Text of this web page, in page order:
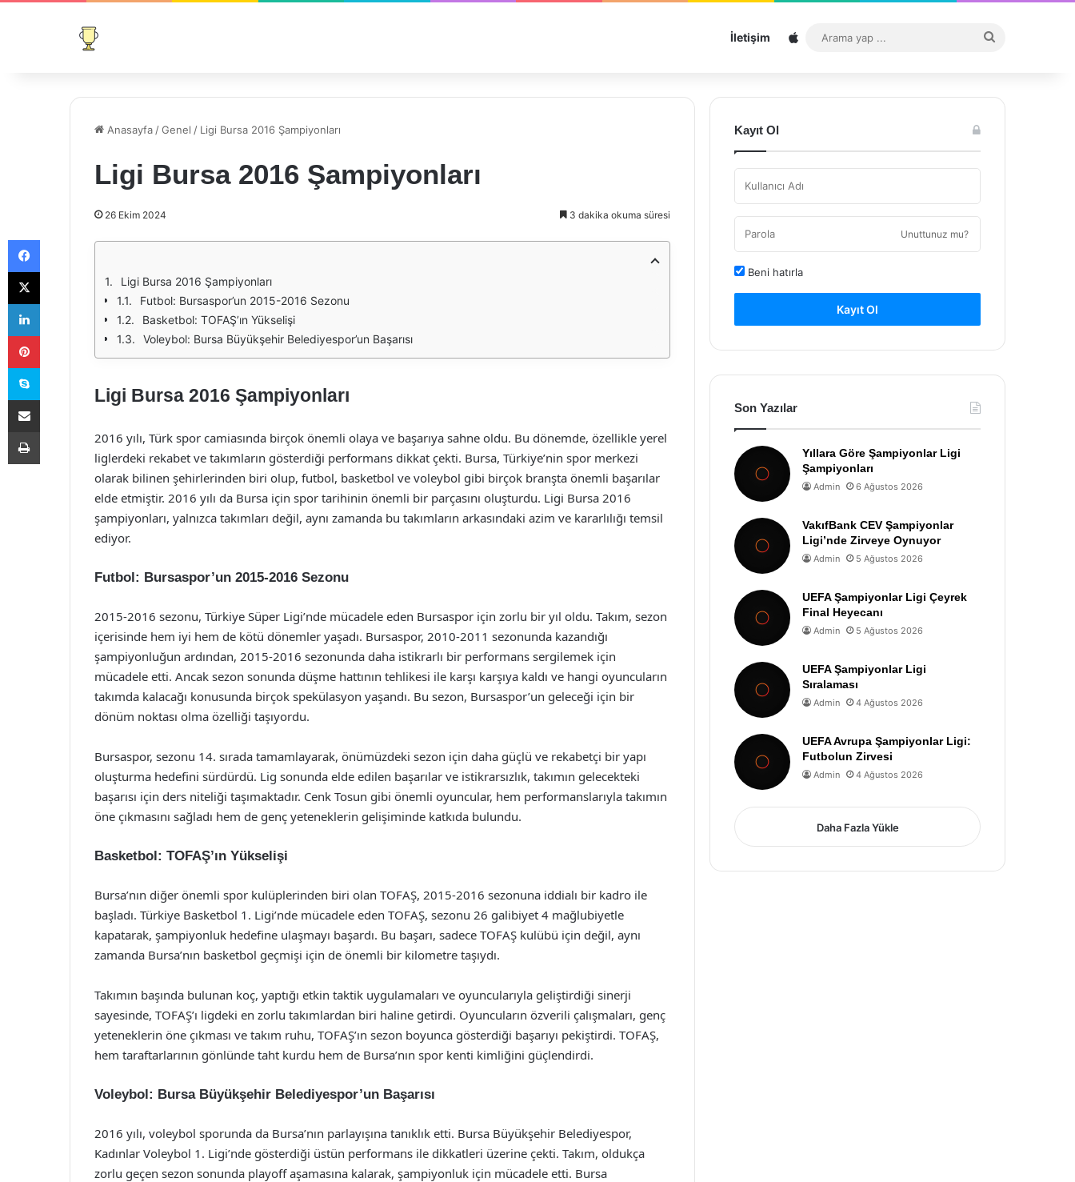
İletişim Sitemap
...
Anasayfa /Genel / Ligi Bursa 2016 Şampiyonları
Ligi Bursa 2016 Şampiyonları
26 Ekim 2024 3 dakika okuma süresi
Ligi Bursa 2016 Şampiyonları
Futbol: Bursaspor’un 2015-2016 Sezonu
Basketbol: TOFAŞ’ın Yükselişi
Voleybol: Bursa Büyükşehir Belediyespor’un Başarısı
Ligi Bursa 2016 Şampiyonları
2016 yılı, Türk spor camiasında birçok önemli olaya ve başarıya sahne oldu. Bu dönemde, özellikle yerel
liglerdeki rekabet ve takımların gösterdiği performans dikkat çekti. Bursa, Türkiye’nin spor merkezi
olarak bilinen şehirlerinden biri olup, futbol, basketbol ve voleybol gibi birçok branşta önemli başarılar
elde etmiştir. 2016 yılı da Bursa için spor tarihinin önemli bir parçasını oluşturdu. Ligi Bursa 2016
şampiyonları, yalnızca takımları değil, aynı zamanda bu takımların arkasındaki azim ve kararlılığı temsil
ediyor.
Futbol: Bursaspor’un 2015-2016 Sezonu
2015-2016 sezonu, Türkiye Süper Ligi’nde mücadele eden Bursaspor için zorlu bir yıl oldu. Takım, sezon
içerisinde hem iyi hem de kötü dönemler yaşadı. Bursaspor, 2010-2011 sezonunda kazandığı
şampiyonluğun ardından, 2015-2016 sezonunda daha istikrarlı bir performans sergilemek için
mücadele etti. Ancak sezon sonunda düşme hattının tehlikesi ile karşı karşıya kaldı ve hangi oyuncuların
takımda kalacağı konusunda birçok spekülasyon yaşandı. Bu sezon, Bursaspor’un geleceği için bir
dönüm noktası olma özelliği taşıyordu.
Bursaspor, sezonu 14. sırada tamamlayarak, önümüzdeki sezon için daha güçlü ve rekabetçi bir yapı
oluşturma hedefini sürdürdü. Lig sonunda elde edilen başarılar ve istikrarsızlık, takımın gelecekteki
başarısı için ders niteliği taşımaktadır. Cenk Tosun gibi önemli oyuncular, hem performanslarıyla takımın
öne çıkmasını sağladı hem de genç yeteneklerin gelişiminde katkıda bulundu.
Basketbol: TOFAŞ’ın Yükselişi
Bursa’nın diğer önemli spor kulüplerinden biri olan TOFAŞ, 2015-2016 sezonuna iddialı bir kadro ile
başladı. Türkiye Basketbol 1. Ligi’nde mücadele eden TOFAŞ, sezonu 26 galibiyet 4 mağlubiyetle
kapatarak, şampiyonluk hedefine ulaşmayı başardı. Bu başarı, sadece TOFAŞ kulübü için değil, aynı
zamanda Bursa’nın basketbol geçmişi için de önemli bir kilometre taşıydı.
Takımın başında bulunan koç, yaptığı etkin taktik uygulamaları ve oyuncularıyla geliştirdiği sinerji
sayesinde, TOFAŞ’ı ligdeki en zorlu takımlardan biri haline getirdi. Oyuncuların özverili çalışmaları, genç
yeteneklerin öne çıkması ve takım ruhu, TOFAŞ’ın sezon boyunca gösterdiği başarıyı pekiştirdi. TOFAŞ,
hem taraftarlarının gönlünde taht kurdu hem de Bursa’nın spor kenti kimliğini güçlendirdi.
Voleybol: Bursa Büyükşehir Belediyespor’un Başarısı
2016 yılı, voleybol sporunda da Bursa’nın parlayışına tanıklık etti. Bursa Büyükşehir Belediyespor,
Kadınlar Voleybol 1. Ligi’nde gösterdiği üstün performans ile dikkatleri üzerine çekti. Takım, oldukça
zorlu geçen sezon sonunda playoff aşamasına kalarak, şampiyonluk için mücadele etti. Bursa
Kayıt Ol
Unuttunuz mu?
Beni hatırla
Kayıt Ol
Son Yazılar
Yıllara Göre Şampiyonlar Ligi
Şampiyonları
Admin 6 Ağustos 2026
VakıfBank CEV Şampiyonlar
Ligi’nde Zirveye Oynuyor
Admin 5 Ağustos 2026
UEFA Şampiyonlar Ligi Çeyrek
Final Heyecanı
Admin 5 Ağustos 2026
UEFA Şampiyonlar Ligi
Sıralaması
Admin 4 Ağustos 2026
UEFA Avrupa Şampiyonlar Ligi:
Futbolun Zirvesi
Admin 4 Ağustos 2026
Daha Fazla Yükle
Facebook
X
LinkedIn
Pinterest
Skype
E-Posta ile paylaş